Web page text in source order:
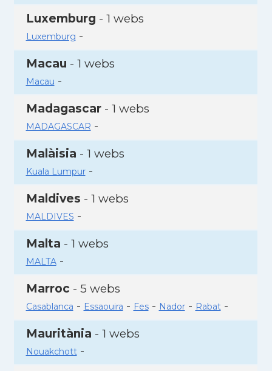
Luxemburg - 1 webs
Luxemburg -
Macau - 1 webs
Macau -
Madagascar- 1 webs
MADAGASCAR -
Malàisia - 1 webs
Kuala Lumpur-
Maldives - 1 webs
MALDIVES -
Malta - 1 webs
MALTA-
Marroc - 5 webs
Casablanca - Essaouira - Fes- Nador- Rabat-
Mauritània - 1 webs
Nouakchott-